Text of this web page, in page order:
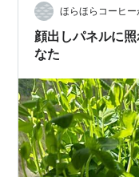
ほらほらコーヒ
顔出しパネルに
なた